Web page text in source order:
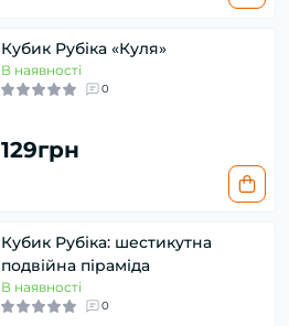
Кубик Рубіка «Куля»
В наявності
0
129грн
Кубик Рубіка: шестикутна
подвійна піраміда
В наявності
0